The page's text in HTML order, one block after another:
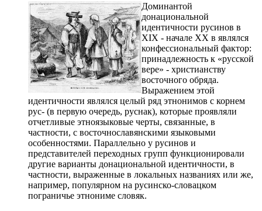
Доминантой
донациональной
идентичности русинов в
XIX - начале XX в являлся
конфессиональный фактор:
принадлежность к «русской
вере» - христианству
восточного обряда.
Выражением этой
идентичности являлся целый ряд этнонимов с корнем
рус- (в первую очередь, руснак), которые проявляли
отчетливые этноязыковые черты, связанные, в
частности, с восточнославянскими языковыми
особенностями. Параллельно у русинов и
представителей переходных групп функционировали
другие варианты донациональной идентичности, в
частности, выраженные в локальных названиях или же,
например, популярном на русинско-словацком
пограничье этнониме словяк.